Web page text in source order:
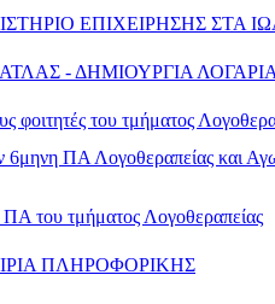
ΕΠΙΧΕΙΡΗΣΗΣ ΣΤΑ
- ΔΗΜΙΟΥΡΓΙΑ
φοιτητές του τμήματος
6μηνη ΠΑ Λογοθεραπείας και
του τμήματος Λογοθεραπείας
ΠΛΗΡΟΦΟΡΙΚΗΣ